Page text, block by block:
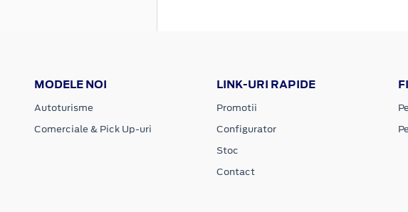
MODELE NOI
Autoturisme
Comerciale & Pick Up-uri
LINK-URI RAPIDE
Promotii
Configurator
Stoc
Contact